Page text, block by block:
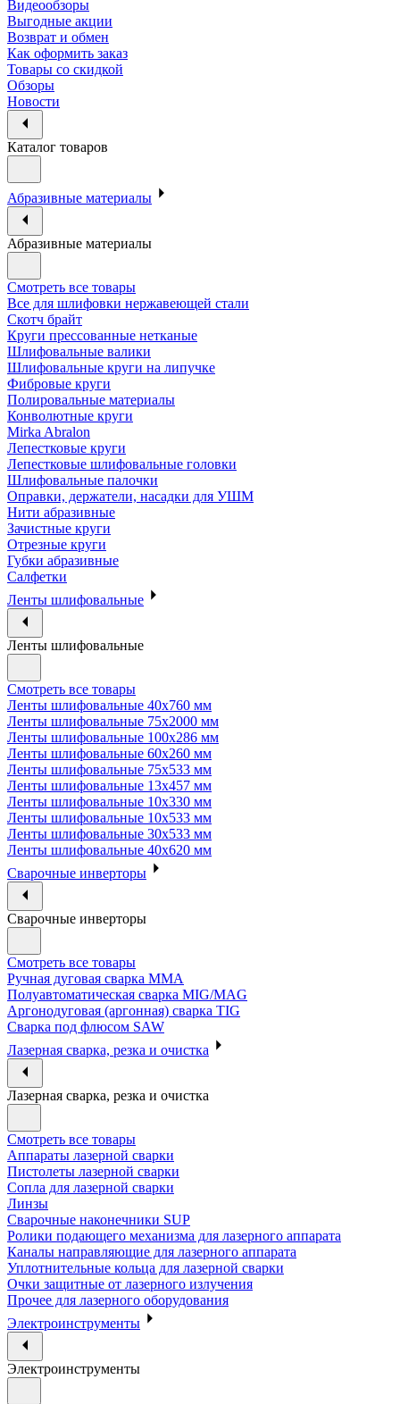
Видеообзоры
Выгодные акции
Возврат и обмен
Как оформить заказ
Товары со скидкой
Обзоры
Новости
Каталог товаров
Абразивные материалы
Абразивные материалы
Смотреть все товары
Все для шлифовки нержавеющей стали
Скотч брайт
Круги прессованные нетканые
Шлифовальные валики
Шлифовальные круги на липучке
Фибровые круги
Полировальные материалы
Конволютные круги
Mirka Abralon
Лепестковые круги
Лепестковые шлифовальные головки
Шлифовальные палочки
Оправки, держатели, насадки для УШМ
Нити абразивные
Зачистные круги
Отрезные круги
Губки абразивные
Салфетки
Ленты шлифовальные
Ленты шлифовальные
Смотреть все товары
Ленты шлифовальные 40х760 мм
Ленты шлифовальные 75х2000 мм
Ленты шлифовальные 100х286 мм
Ленты шлифовальные 60х260 мм
Ленты шлифовальные 75х533 мм
Ленты шлифовальные 13х457 мм
Ленты шлифовальные 10х330 мм
Ленты шлифовальные 10х533 мм
Ленты шлифовальные 30х533 мм
Ленты шлифовальные 40х620 мм
Сварочные инверторы
Сварочные инверторы
Смотреть все товары
Ручная дуговая сварка MMA
Полуавтоматическая сварка MIG/MAG
Аргонодуговая (аргонная) сварка TIG
Сварка под флюсом SAW
Лазерная сварка, резка и очистка
Лазерная сварка, резка и очистка
Смотреть все товары
Аппараты лазерной сварки
Пистолеты лазерной сварки
Сопла для лазерной сварки
Линзы
Сварочные наконечники SUP
Ролики подающего механизма для лазерного аппарата
Каналы направляющие для лазерного аппарата
Уплотнительные кольца для лазерной сварки
Очки защитные от лазерного излучения
Прочее для лазерного оборудования
Электроинструменты
Электроинструменты